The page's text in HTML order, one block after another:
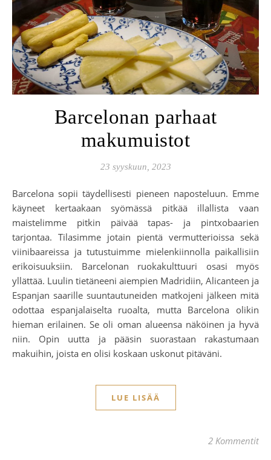
Barcelonan parhaat
makumuistot
23 syyskuun, 2023
Barcelona sopii täydellisesti pieneen naposteluun. Emme
käyneet kertaakaan syömässä pitkää illallista vaan
maistelimme pitkin päivää tapas- ja pintxobaarien
tarjontaa. Tilasimme jotain pientä vermutterioissa sekä
viinibaareissa ja tutustuimme mielenkiinnolla paikallisiin
erikoisuuksiin. Barcelonan ruokakulttuuri osasi myös
yllättää. Luulin tietäneeni aiempien Madridiin, Alicanteen ja
Espanjan saarille suuntautuneiden matkojeni jälkeen mitä
odottaa espanjalaiselta ruoalta, mutta Barcelona olikin
hieman erilainen. Se oli oman alueensa näköinen ja hyvä
niin. Opin uutta ja pääsin suorastaan rakastumaan
makuihin, joista en olisi koskaan uskonut pitäväni.
LUE LISÄÄ
2 Kommentit